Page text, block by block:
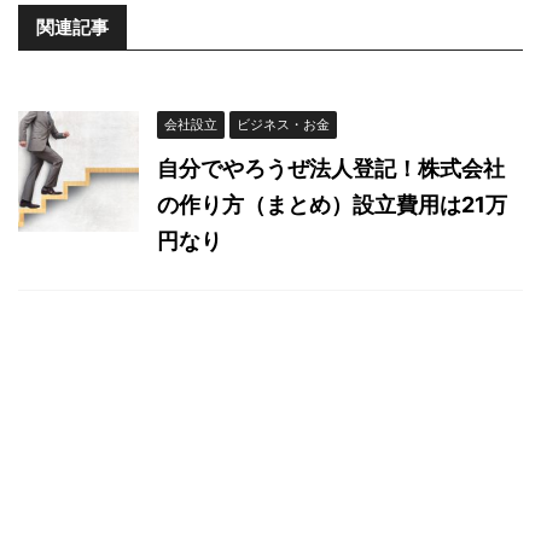
関連記事
会社設立 ビジネス・お金
自分でやろうぜ法人登記！株式会社
の作り方（まとめ）設立費用は21万
円なり